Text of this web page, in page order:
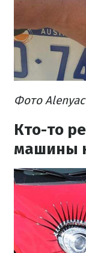
Фото
Кто-то
машины